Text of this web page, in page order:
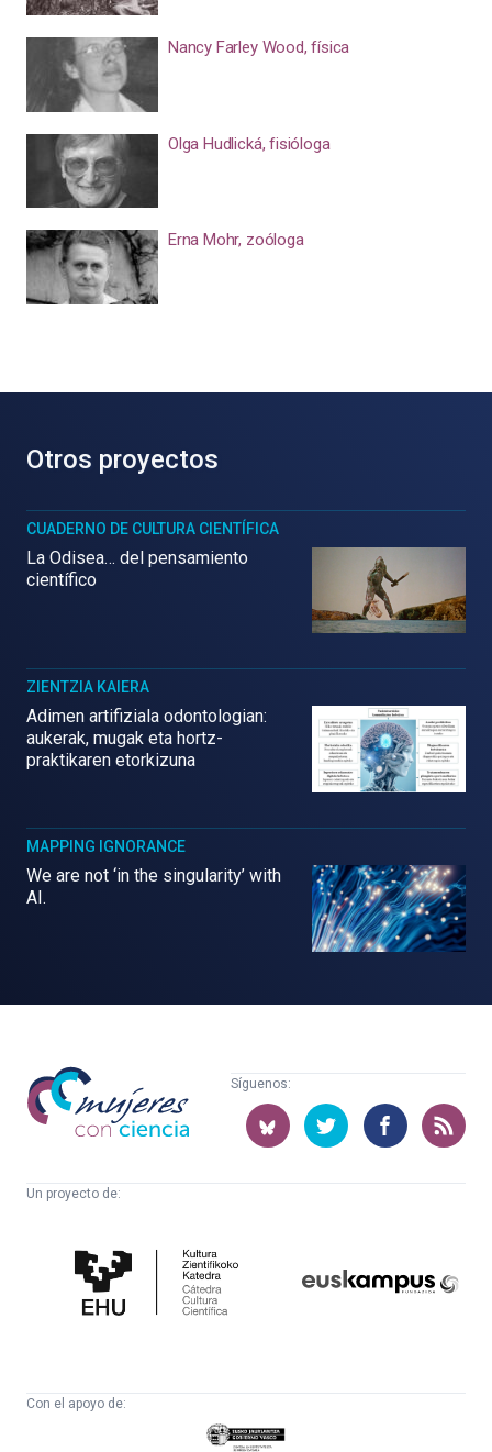
Nancy Farley Wood, física
Olga Hudlická, fisióloga
Erna Mohr, zoóloga
Otros proyectos
CUADERNO DE CULTURA CIENTÍFICA
La Odisea… del pensamiento
científico
ZIENTZIA KAIERA
Adimen artifiziala odontologian:
aukerak, mugak eta hortz-
praktikaren etorkizuna
MAPPING IGNORANCE
We are not ‘in the singularity’ with
AI.
Mujeres
con
ciencia
Síguenos:
Un proyecto de:
Cultura
Científica
Con el apoyo de:
Eusko